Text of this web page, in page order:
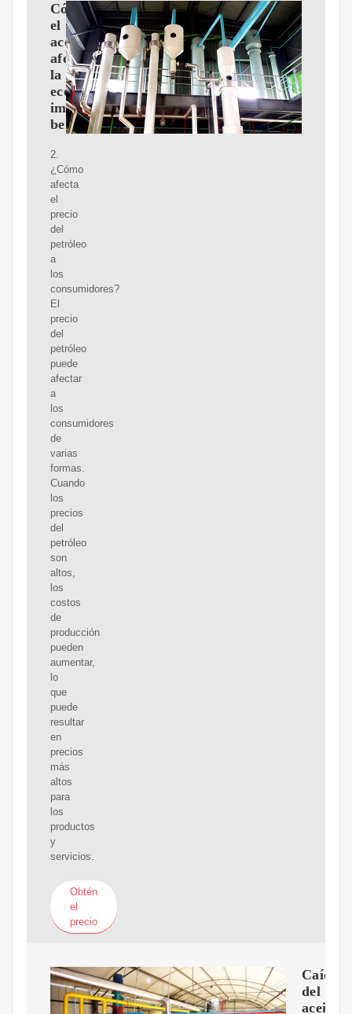
Cómo
el
aceite
afecta
la
economía:
impacto,
beneficios
2.
¿Cómo
afecta
el
precio
del
petróleo
a
los
consumidores?
El
precio
del
petróleo
puede
afectar
a
los
consumidores
de
varias
formas.
Cuando
los
precios
del
petróleo
son
altos,
los
costos
de
producción
pueden
aumentar,
lo
que
puede
resultar
en
precios
más
altos
para
los
productos
y
servicios.
Obtén
el
precio
Caída
del
aceite: